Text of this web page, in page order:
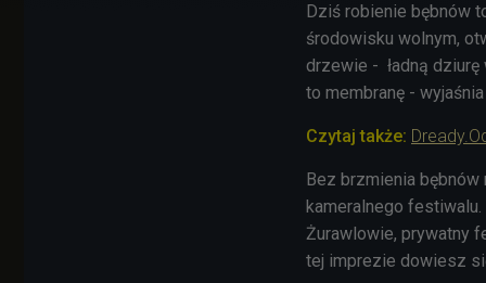
Dziś robienie bębnów
środowisku wolnym,
drzewie - ładną dziurę
to membranę -
Czytaj także:
Bez brzmienia
kameralnego
Żurawlowie, prywatny
tej imprezie dowiesz